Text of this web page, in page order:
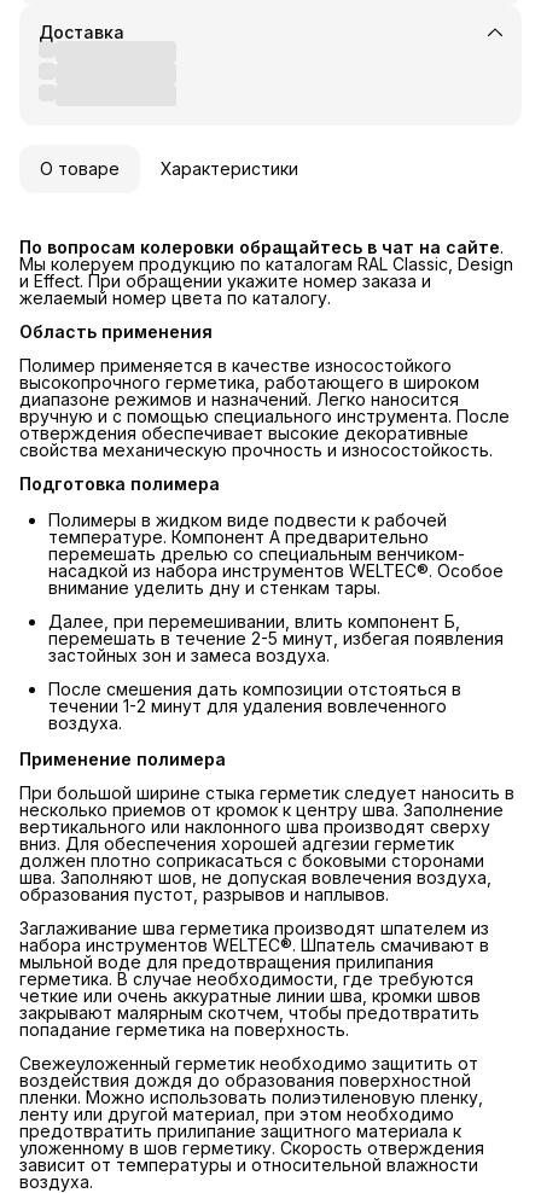
Доставка
О товаре Характеристики
По вопросам колеровки обращайтесь в чат на сайте.
Мы колеруем продукцию по каталогам RAL Classic, Design
и Effect. При обращении укажите номер заказа и
желаемый номер цвета по каталогу.
Область применения
Полимер применяется в качестве износостойкого
высокопрочного герметика, работающего в широком
диапазоне режимов и назначений. Легко наносится
вручную и с помощью специального инструмента. После
отверждения обеспечивает высокие декоративные
свойства механическую прочность и износостойкость.
Подготовка полимера
Полимеры в жидком виде подвести к рабочей
температуре. Компонент А предварительно
перемешать дрелью со специальным венчиком-
насадкой из набора инструментов WELTEC®. Особое
внимание уделить дну и стенкам тары.
Далее, при перемешивании, влить компонент Б,
перемешать в течение 2-5 минут, избегая появления
застойных зон и замеса воздуха.
После смешения дать композиции отстояться в
течении 1-2 минут для удаления вовлеченного
воздуха.
Применение полимера
При большой ширине стыка герметик следует наносить в
несколько приемов от кромок к центру шва. Заполнение
вертикального или наклонного шва производят сверху
вниз. Для обеспечения хорошей адгезии герметик
должен плотно соприкасаться с боковыми сторонами
шва. Заполняют шов, не допуская вовлечения воздуха,
образования пустот, разрывов и наплывов.
Заглаживание шва герметика производят шпателем из
набора инструментов WELTEC®. Шпатель смачивают в
мыльной воде для предотвращения прилипания
герметика. В случае необходимости, где требуются
четкие или очень аккуратные линии шва, кромки швов
закрывают малярным скотчем, чтобы предотвратить
попадание герметика на поверхность.
Свежеуложенный герметик необходимо защитить от
воздействия дождя до образования поверхностной
пленки. Можно использовать полиэтиленовую пленку,
ленту или другой материал, при этом необходимо
предотвратить прилипание защитного материала к
уложенному в шов герметику. Скорость отверждения
зависит от температуры и относительной влажности
воздуха.